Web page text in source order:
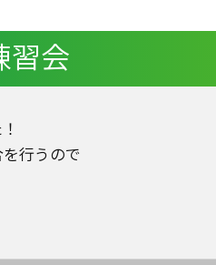
会
行うので